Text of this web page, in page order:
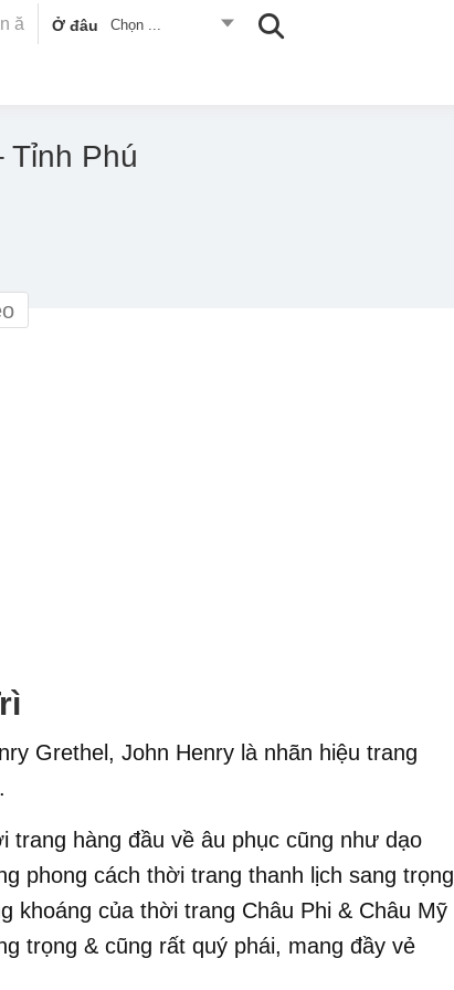
Ở đâu Chọn ...
Tỉnh Phú
Grethel, John Henry là nhãn hiệu trang
trang hàng đầu về âu phục cũng như dạo
phong cách thời trang thanh lịch sang trọng
khoáng của thời trang Châu Phi & Châu Mỹ
trọng & cũng rất quý phái, mang đầy vẻ